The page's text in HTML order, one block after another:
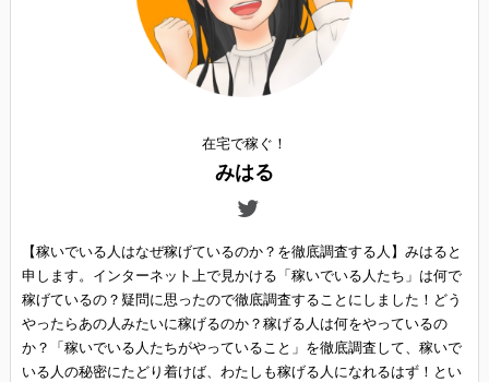
在宅で稼ぐ！
みはる
【稼いでいる人はなぜ稼げているのか？を徹底調査する人】みはると
申します。インターネット上で見かける「稼いでいる人たち」は何で
稼げているの？疑問に思ったので徹底調査することにしました！どう
やったらあの人みたいに稼げるのか？稼げる人は何をやっているの
か？「稼いでいる人たちがやっていること」を徹底調査して、稼いで
いる人の秘密にたどり着けば、わたしも稼げる人になれるはず！とい